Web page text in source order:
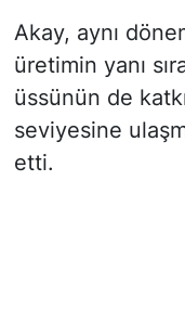
Akay, aynı
üretimin yanı
üssünün de
seviyesine
etti.